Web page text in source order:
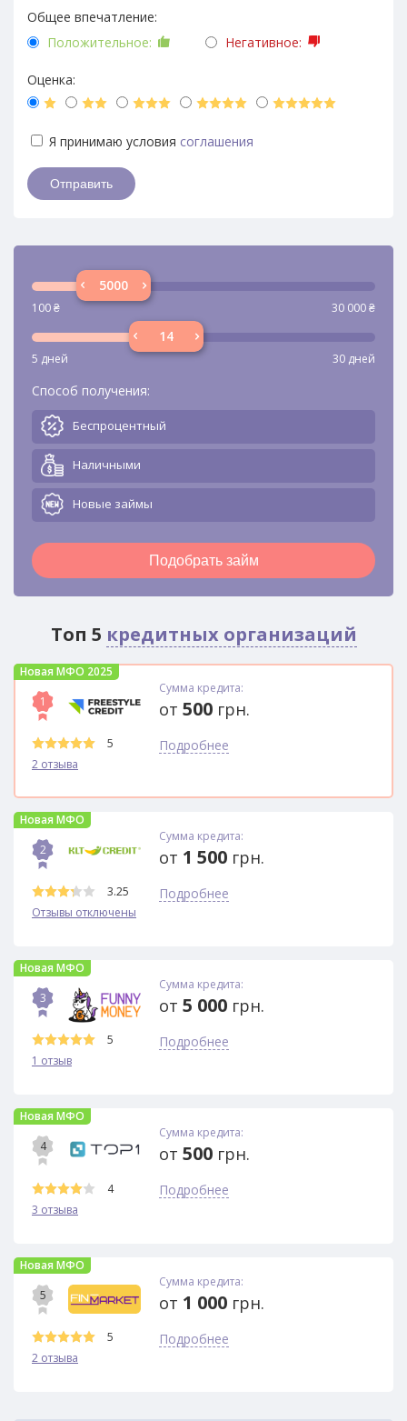
Общее впечатление:
Положительное:
Негативное:
Оценка:
Я принимаю условия соглашения
100₴ 30 000₴
5 дней 30 дней
Способ получения:
Беспроцентный
Наличными
Новые займы
Подобрать займ
Топ 5 кредитных организаций
Новая МФО 2025
1
5
2 отзыва
Сумма кредита:
от 500 грн.
Подробнее
Новая МФО
2
3.25
Отзывы отключены
Сумма кредита:
от 1 500 грн.
Подробнее
Новая МФО
3
5
1 отзыв
Сумма кредита:
от 5 000 грн.
Подробнее
Новая МФО
4
4
3 отзыва
Сумма кредита:
от 500 грн.
Подробнее
Новая МФО
5
5
2 отзыва
Сумма кредита:
от 1 000 грн.
Подробнее